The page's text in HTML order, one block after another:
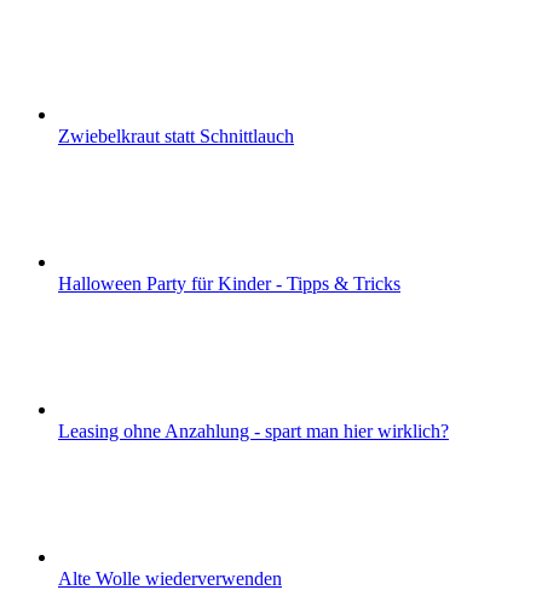
Zwiebelkraut statt Schnittlauch
Halloween Party für Kinder - Tipps & Tricks
Leasing ohne Anzahlung - spart man hier wirklich?
Alte Wolle wiederverwenden